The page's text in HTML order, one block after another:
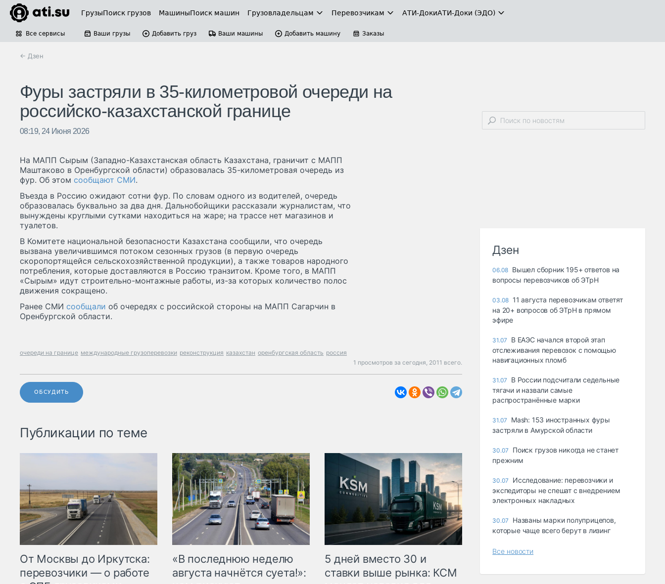
ГрузыПоиск грузов МашиныПоиск машин Грузовладельцам Перевозчикам АТИ-ДокиАТИ-Доки (ЭДО)
Все сервисы Ваши грузы Добавить груз Ваши машины Добавить машину Заказы
← Дзен
Фуры застряли в 35-километровой очереди на
российско-казахстанской границе
08:19, 24 Июня 2026
На МАПП Сырым (Западно-Казахстанская область Казахстана, граничит с МАПП
Маштаково в Оренбургской области) образовалась 35-километровая очередь из
фур. Об этом сообщают СМИ.
Въезда в Россию ожидают сотни фур. По словам одного из водителей, очередь
образовалась буквально за два дня. Дальнобойщики рассказали журналистам, что
вынуждены круглыми сутками находиться на жаре; на трассе нет магазинов и
туалетов.
В Комитете национальной безопасности Казахстана сообщили, что очередь
вызвана увеличившимся потоком сезонных грузов (в первую очередь
скоропортящейся сельскохозяйственной продукции), а также товаров народного
потребления, которые доставляются в Россию транзитом. Кроме того, в МАПП
«Сырым» идут строительно-монтажные работы, из-за которых количество полос
движения сокращено.
Ранее СМИ сообщали об очередях с российской стороны на МАПП Сагарчин в
Оренбургской области.
очереди на границе международные грузоперевозки реконструкция казахстан оренбургская область россия
1 просмотров за сегодня, 2011 всего.
ОБСУДИТЬ
Публикации по теме
От Москвы до Иркутска:
перевозчики — о работе
«В последнюю неделю
августа начнётся суета!»:
5 дней вместо 30 и
ставки выше рынка: КСМ
Дзен
06.08 Вышел сборник 195+ ответов на
вопросы перевозчиков об ЭТрН
03.08 11 августа перевозчикам ответят
на 20+ вопросов об ЭТрН в прямом
эфире
31.07
В ЕАЭС начался второй этап
отслеживания перевозок с помощью
навигационных пломб
31.07
В России подсчитали седельные
тягачи и назвали самые
распространённые марки
31.07
Mash: 153 иностранных фуры
застряли в Амурской области
30.07
Поиск грузов никогда не станет
прежним
30.07
Исследование: перевозчики и
экспедиторы не спешат с внедрением
электронных накладных
30.07
Названы марки полуприцепов,
которые чаще всего берут в лизинг
Все новости